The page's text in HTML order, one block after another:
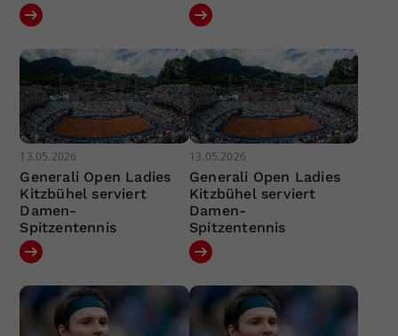
13.05.2026
Generali Open Ladies
Kitzbühel serviert
Damen-
Spitzentennis
13.05.2026
Generali Open Ladies
Kitzbühel serviert
Damen-
Spitzentennis